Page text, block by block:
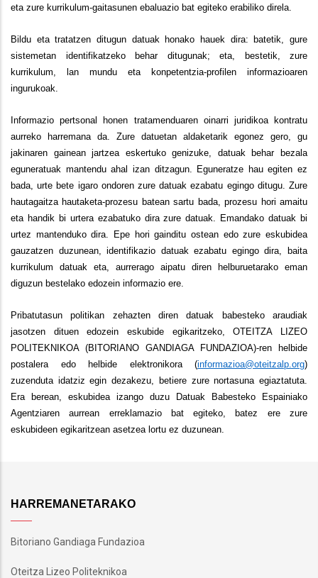
eta zure kurrikulum-gaitasunen ebaluazio bat egiteko erabiliko direla.
Bildu eta tratatzen ditugun datuak honako hauek dira: batetik, gure
sistemetan identifikatzeko behar ditugunak; eta, bestetik, zure
kurrikulum, lan mundu eta konpetentzia-profilen informazioaren
ingurukoak.
Informazio pertsonal honen tratamenduaren oinarri juridikoa kontratu
aurreko harremana da. Zure datuetan aldaketarik egonez gero, gu
jakinaren gainean jartzea eskertuko genizuke, datuak behar bezala
eguneratuak mantendu ahal izan ditzagun. Eguneratze hau egiten ez
bada, urte bete igaro ondoren zure datuak ezabatu egingo ditugu. Zure
hautagaitza hautaketa-prozesu batean sartu bada, prozesu hori amaitu
eta handik bi urtera ezabatuko dira zure datuak. Emandako datuak bi
urtez mantenduko dira. Epe hori gainditu ostean edo zure eskubidea
gauzatzen duzunean, identifikazio datuak ezabatu egingo dira, baita
kurrikulum datuak eta, aurrerago aipatu diren helburuetarako eman
diguzun bestelako edozein informazio ere.
Pribatutasun politikan zehazten diren datuak babesteko araudiak
jasotzen dituen edozein eskubide egikaritzeko, OTEITZA LIZEO
POLITEKNIKOA (BITORIANO GANDIAGA FUNDAZIOA)-ren helbide
postalera edo helbide elektronikora (informazioa@oteitzalp.org)
zuzenduta idatziz egin dezakezu, betiere zure nortasuna egiaztatuta.
Era berean, eskubidea izango duzu Datuak Babesteko Espainiako
Agentziaren aurrean erreklamazio bat egiteko, batez ere zure
eskubideen egikaritzean asetzea lortu ez duzunean.
HARREMANETARAKO
Bitoriano Gandiaga Fundazioa
Oteitza Lizeo Politeknikoa